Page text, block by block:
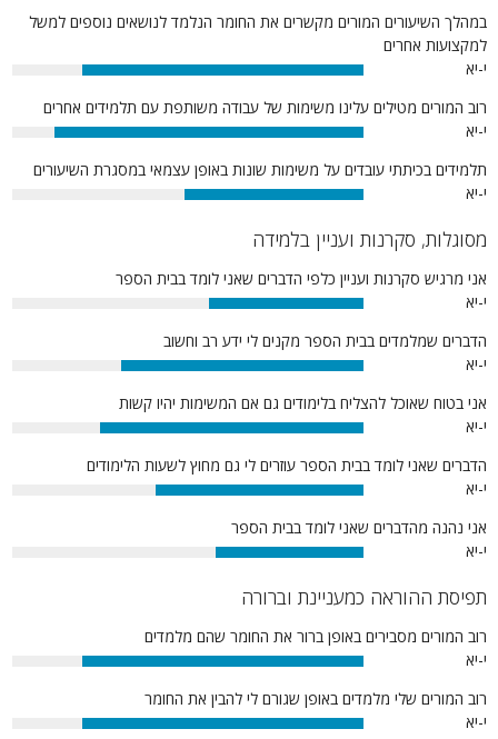
במהלך השיעורים המורים מקשרים את החומר הנלמד לנושאים נוספים למשל
למקצועות אחרים
י-יא
80%
רוב המורים מטילים עלינו משימות של עבודה משותפת עם תלמידים אחרים
י-יא
88%
תלמידים בכיתתי עובדים על משימות שונות באופן עצמאי במסגרת השיעורים
י-יא
51%
מסוגלות, סקרנות ועניין בלמידה
אני מרגיש סקרנות ועניין כלפי הדברים שאני לומד בבית הספר
י-יא
44%
הדברים שמלמדים בבית הספר מקנים לי ידע רב וחשוב
י-יא
69%
אני בטוח שאוכל להצליח בלימודים גם אם המשימות יהיו קשות
י-יא
75%
הדברים שאני לומד בבית הספר עוזרים לי גם מחוץ לשעות הלימודים
י-יא
59%
אני נהנה מהדברים שאני לומד בבית הספר
י-יא
42%
תפיסת ההוראה כמעניינת וברורה
רוב המורים מסבירים באופן ברור את החומר שהם מלמדים
י-יא
80%
רוב המורים שלי מלמדים באופן שגורם לי להבין את החומר
י-יא
80%